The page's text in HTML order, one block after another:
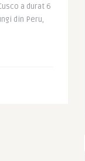
a durat 6
din Peru,